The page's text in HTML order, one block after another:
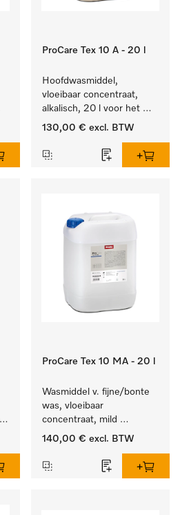
ProCare Tex 10 A - 20 l
Hoofdwasmiddel,
vloeibaar concentraat,
alkalisch, 20 l voor het
reinigen van wit wasgoed
130,00 € excl. BTW
ProCare Tex 10 MA - 20 l
Wasmiddel v. fijne/bonte
was, vloeibaar
concentraat, mild
alkalisch, 20 l voor het
en gevoelig textiel.
140,00 € excl. BTW